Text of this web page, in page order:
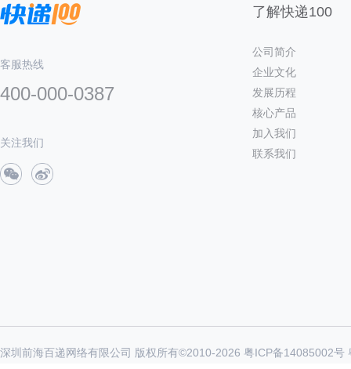
客服热线
400-000-0387
关注我们
了解快递100
公司简介
企业文化
发展历程
核心产品
加入我们
联系我们
深圳前海百递网络有限公司 版权所有©2010-2026 粤ICP备14085002号